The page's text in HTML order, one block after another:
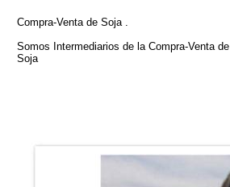
Compra-Venta de Soja .
Somos Intermediarios de la Compra-Venta de
Soja